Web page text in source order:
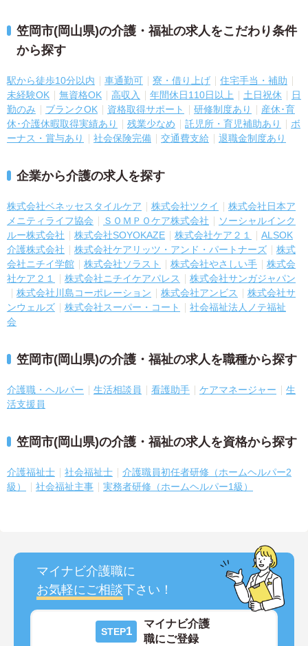
笠岡市(岡山県)の介護・福祉の求人をこだわり条件
から探す
駅から徒歩10分以内 車通勤可 寮・借り上げ
住宅手当・補助
未経験OK
無資格OK 高収入 年間休日110日以上 土日祝休
日
勤のみ
ブランクOK 資格取得サポート 研修制度あり
産休･育
休･介護休暇取得実績あり
残業少なめ 託児所・育児補助あり
ボ
ーナス・賞与あり
社会保険完備 交通費支給 退職金制度あり
企業から介護の求人を探す
株式会社ベネッセスタイルケア 株式会社ツクイ
株式会社日本ア
メニティライフ協会
ＳＯＭＰＯケア株式会社
ソーシャルインク
ルー株式会社
株式会社SOYOKAZE 株式会社ケア２１
ALSOK
介護株式会社
株式会社ケアリッツ・アンド・パートナーズ
株式
会社ニチイ学館
株式会社ソラスト 株式会社やさしい手
株式会
社ケア２１
株式会社ニチイケアパレス
株式会社サンガジャパン
株式会社川島コーポレーション
株式会社アンビス
株式会社サ
ンウェルズ
株式会社スーパー・コート
社会福祉法人ノテ福祉
会
笠岡市(岡山県)の介護・福祉の求人を職種から探す
介護職・ヘルパー 生活相談員 看護助手 ケアマネージャー
生
活支援員
笠岡市(岡山県)の介護・福祉の求人を資格から探す
介護福祉士 社会福祉士
介護職員初任者研修（ホームヘルパー2
級）
社会福祉主事 実務者研修（ホームヘルパー1級）
マイナビ介護職に
お気軽にご相談下さい！
STEP1
マイナビ介護
職にご登録